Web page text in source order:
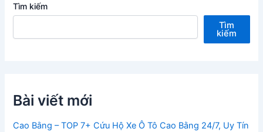
Tìm kiếm
Tìm
kiếm
Bài viết mới
Cao Bằng – TOP 7+ Cứu Hộ Xe Ô Tô Cao Bằng 24/7, Uy Tín